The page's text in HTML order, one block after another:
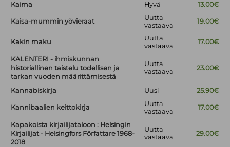
Kaima
Hyvä 13.00€
Kaisa-mummin yövieraat
Uutta
vastaava
19.00€
Kakin maku
Uutta
vastaava
17.00€
KALENTERI - ihmiskunnan
historiallinen taistelu todellisen ja
tarkan vuoden määrittämisestä
Uutta
vastaava
23.00€
Kannabiskirja Uusi 25.90€
Kannibaalien keittokirja
Uutta
vastaava
17.00€
Kapakoista kirjailijataloon : Helsingin
Kirjailijat - Helsingfors Författare 1968-
2018
Uutta
vastaava
29.00€